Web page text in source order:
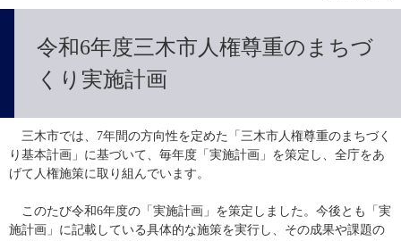
令和6年度三木市人権尊重のまちづ
くり実施計画
三木市では、7年間の方向性を定めた「三木市人権尊重のまちづく
り基本計画」に基づいて、毎年度「実施計画」を策定し、全庁をあ
げて人権施策に取り組んでいます。
このたび令和6年度の「実施計画」を策定しました。今後とも「実
施計画」に記載している具体的な施策を実行し、その成果や課題の